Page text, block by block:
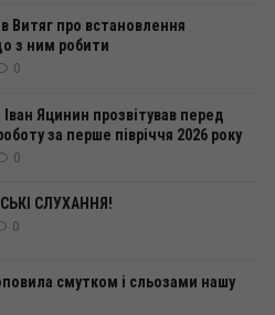
Витяг про встановлення
з ним робити
0
Іван Яцинин прозвітував перед
за перше півріччя 2026 року
0
СЛУХАННЯ!
0
смутком і сльозами нашу